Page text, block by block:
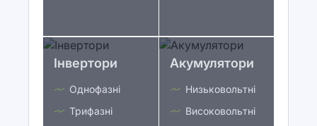
Інвертори
Однофазні
Трифазні
Акумулятори
Низьковольтні
Високовольтні